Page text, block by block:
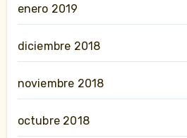
enero 2019
diciembre 2018
noviembre 2018
octubre 2018